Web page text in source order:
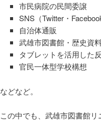
市民病院の民間委譲
SNS（Twitter・
自治体通販
武雄市図書館・歴史資
タブレットを活用した
官民一体型学校構想
などなど。
この中でも、武雄市図書館